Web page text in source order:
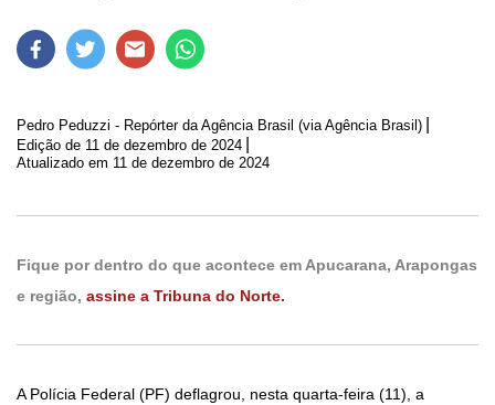
Pedro Peduzzi - Repórter da Agência Brasil (via Agência Brasil)
Edição de 11 de dezembro de 2024
Atualizado em 11 de dezembro de 2024
Fique por dentro do que acontece em Apucarana, Arapongas
e região, assine a Tribuna do Norte.
A Polícia Federal (PF) deflagrou, nesta quarta-feira (11), a